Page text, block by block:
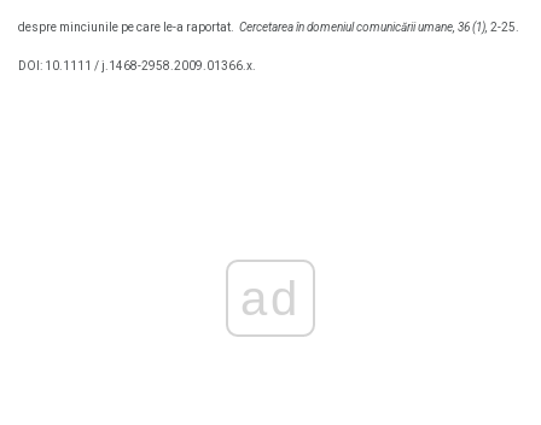
despre minciunile pe care le-a raportat. Cercetarea în domeniul comunicării umane, 36 (1), 2-25.
DOI: 10.1111 / j.1468-2958.2009.01366.x.
ad